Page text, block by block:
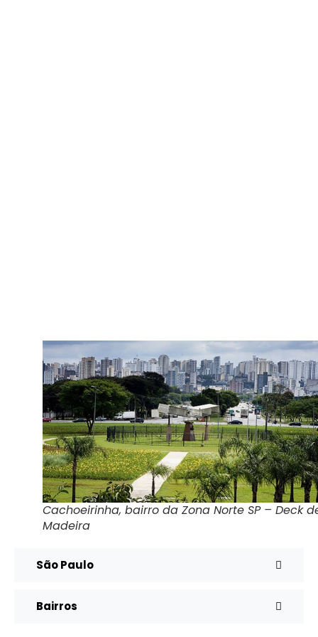
Cachoeirinha, bairro da Zona Norte SP – Deck
Madeira
São Paulo
Bairros